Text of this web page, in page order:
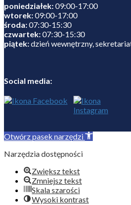
poniedziałek:09:00-17:00
wtorek:09:00-17:00
środa:07:30-15:30
czwartek:07:30-15:30
piątek:dzień wewnętrzny,
Social media:
Otwórz pasek narzędzi
Narzędzia dostępności
Zwiększ tekst
Zmniejsz tekst
Skala szarości
Wysoki kontrast